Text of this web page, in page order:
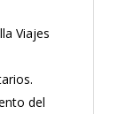
Viajes
del